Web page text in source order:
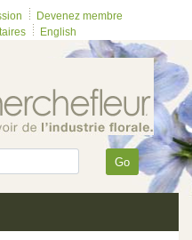
Devenez membre
English
Go